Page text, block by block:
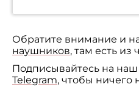
Обратите внимание и
наушников, там есть из
Подписывайтесь на наш
Telegram, чтобы ничего